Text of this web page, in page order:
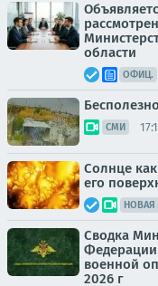
области
ОФИЦ.
СМИ
Солнце
его
НОВАЯ
Сводка
Федерации
военной
2026 г